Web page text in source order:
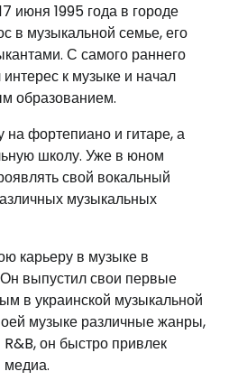
июня 1995 года в городе
в музыкальной семье, его
С самого раннего
к музыке и начал
образованием.
на фортепиано и гитаре, а
школу. Уже в юном
свой вокальный
музыкальных
карьеру в музыке в
выпустил свои первые
в украинской музыкальной
музыке различные жанры,
он быстро привлек
медиа.